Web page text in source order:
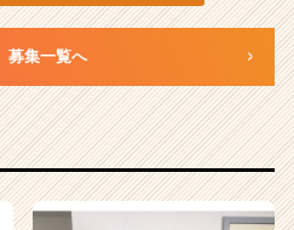
募集一覧へ